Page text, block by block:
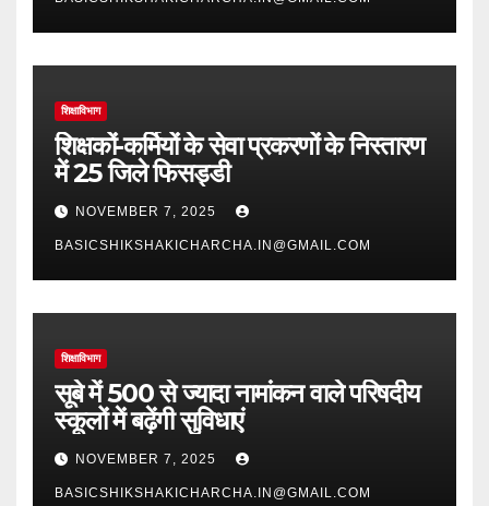
शिक्षाविभाग
शिक्षकों-कर्मियों के सेवा प्रकरणों के निस्तारण
में 25 जिले फिसड्डी
NOVEMBER 7, 2025
BASICSHIKSHAKICHARCHA.IN@GMAIL.COM
शिक्षाविभाग
सूबे में 500 से ज्यादा नामांकन वाले परिषदीय
स्कूलों में बढ़ेंगी सुविधाएं
NOVEMBER 7, 2025
BASICSHIKSHAKICHARCHA.IN@GMAIL.COM